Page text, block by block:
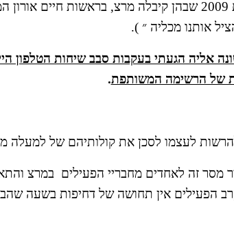
אותנו מכליה ״ ).
של הרשימה המשותפת.
להרשות לעצמו לסכן את קולותיהם של למעלה